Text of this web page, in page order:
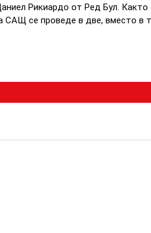
Рикиардо от Ред Бул. Както
САЩ се проведе в две, вместо в